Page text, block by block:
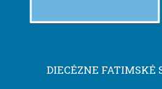
DIECÉZNE FATIMSKÉ